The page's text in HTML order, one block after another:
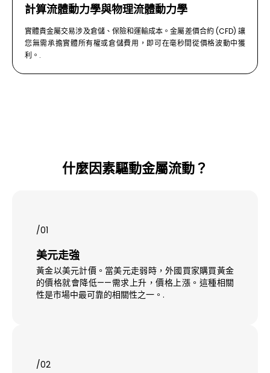
計算流體動力學與物理流體動力學
實體貴金屬交易涉及倉儲、保險和運輸成本。金屬差價合約 (CFD) 讓
您無需承擔實體所有權或倉儲費用，即可在毫秒間從價格波動中獲
利。.
什麼因素驅動金屬流動？
/01
美元走強
黃金以美元計價。當美元走弱時，外國買家購買黃金
的價格就會降低——需求上升，價格上漲。這種相關
性是市場中最可靠的相關性之一。.
/02